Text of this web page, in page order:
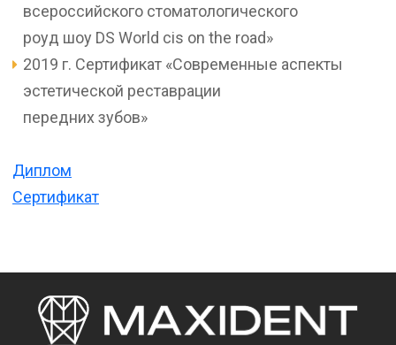
всероссийского стоматологического
роуд шоу DS World cis on the road»
2019 г. Сертификат «Современные аспекты
эстетической реставрации
передних зубов»
Диплом
Сертификат